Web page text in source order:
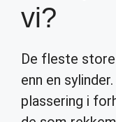
vi?
De fleste store
enn en
plassering i